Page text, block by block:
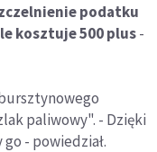
podatku
kosztuje 500 plus-
paliwowy". - Dzięki
- powiedział.